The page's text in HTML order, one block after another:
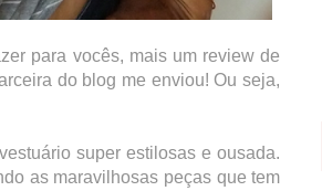
para vocês, mais um review de
do blog me enviou! Ou seja,
super estilosas e ousada.
as maravilhosas peças que tem